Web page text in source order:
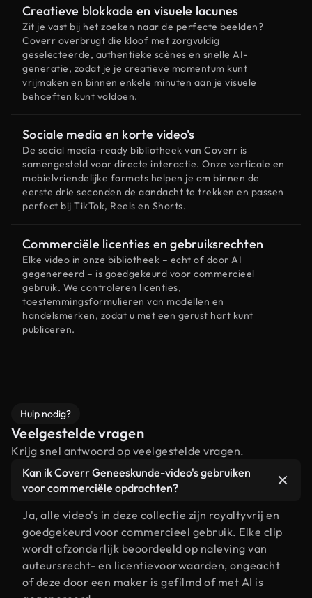
Creatieve blokkade en visuele lacunes
Zit je vast bij het zoeken naar de perfecte beelden?
Coverr overbrugt die kloof met zorgvuldig
geselecteerde, authentieke scènes en snelle AI-
generatie, zodat je je creatieve momentum kunt
vrijmaken en binnen enkele minuten aan je visuele
behoeften kunt voldoen.
Sociale media en korte video's
De social media-ready bibliotheek van Coverr is
samengesteld voor directe interactie. Onze verticale en
mobielvriendelijke formats helpen je om binnen de
eerste drie seconden de aandacht te trekken en passen
perfect bij TikTok, Reels en Shorts.
Commerciële licenties en gebruiksrechten
Elke video in onze bibliotheek – echt of door AI
gegenereerd – is goedgekeurd voor commercieel
gebruik. We controleren licenties,
toestemmingsformulieren van modellen en
handelsmerken, zodat u met een gerust hart kunt
publiceren.
Hulp nodig?
Veelgestelde vragen
Krijg snel antwoord op veelgestelde vragen.
Kan ik Coverr Geneeskunde-video's gebruiken
voor commerciële opdrachten?
Ja, alle video's in deze collectie zijn royaltyvrij en
goedgekeurd voor commercieel gebruik. Elke clip
wordt afzonderlijk beoordeeld op naleving van
auteursrecht- en licentievoorwaarden, ongeacht
of deze door een maker is gefilmd of met AI is